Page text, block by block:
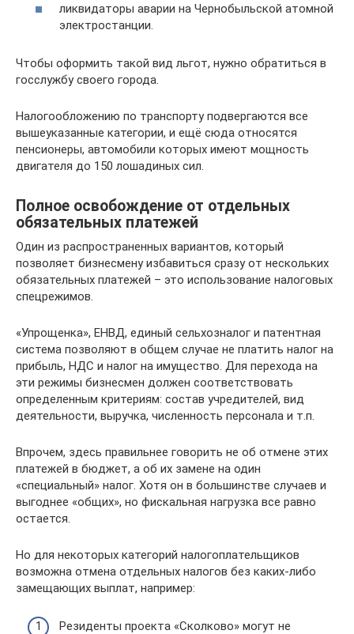
ликвидаторы аварии на Чернобыльской атомной
электростанции.
Чтобы оформить такой вид льгот, нужно обратиться в
госслужбу своего города.
Налогообложению по транспорту подвергаются все
вышеуказанные категории, и ещё сюда относятся
пенсионеры, автомобили которых имеют мощность
двигателя до 150 лошадиных сил.
Полное освобождение от отдельных
обязательных платежей
Один из распространенных вариантов, который
позволяет бизнесмену избавиться сразу от нескольких
обязательных платежей – это использование налоговых
спецрежимов.
«Упрощенка», ЕНВД, единый сельхозналог и патентная
система позволяют в общем случае не платить налог на
прибыль, НДС и налог на имущество. Для перехода на
эти режимы бизнесмен должен соответствовать
определенным критериям: состав учредителей, вид
деятельности, выручка, численность персонала и т.п.
Впрочем, здесь правильнее говорить не об отмене этих
платежей в бюджет, а об их замене на один
«специальный» налог. Хотя он в большинстве случаев и
выгоднее «общих», но фискальная нагрузка все равно
остается.
Но для некоторых категорий налогоплательщиков
возможна отмена отдельных налогов без каких-либо
замещающих выплат, например:
Резиденты проекта «Сколково» могут не